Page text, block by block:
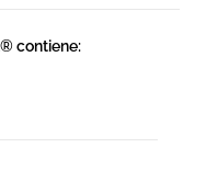
contiene: